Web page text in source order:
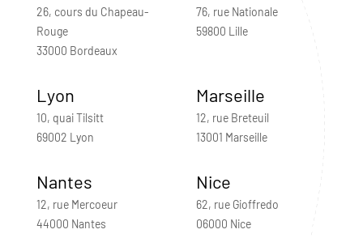
26, cours du Chapeau-
Rouge
33000 Bordeaux
76, rue Nationale
59800 Lille
Lyon
10, quai Tilsitt
69002 Lyon
Marseille
12, rue Breteuil
13001 Marseille
Nantes
12, rue Mercoeur
44000 Nantes
Nice
62, rue Gioffredo
06000 Nice